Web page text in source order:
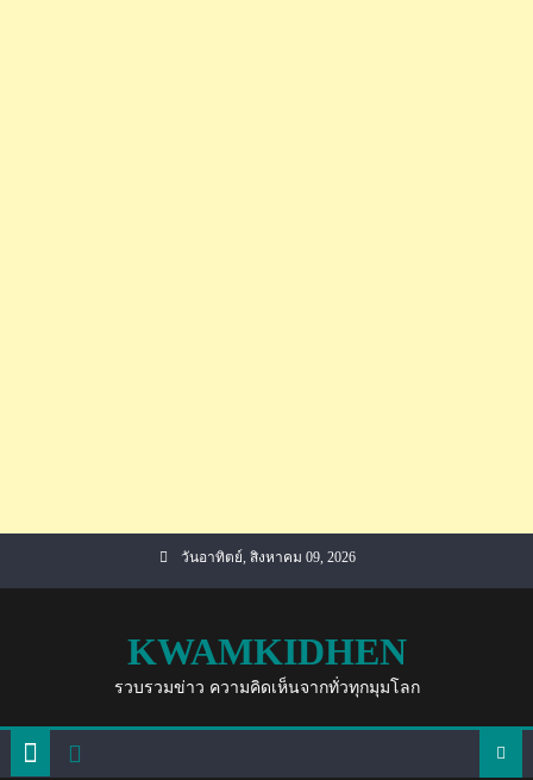
วันอาทิตย์, สิงหาคม 09, 2026
KWAMKIDHEN
รวบรวมข่าว ความคิดเห็นจากทั่วทุกมุมโลก